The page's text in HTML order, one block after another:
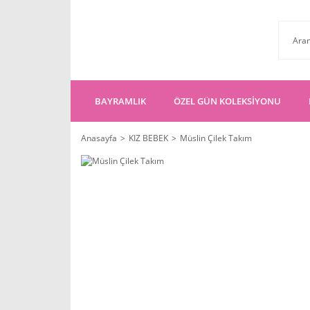
BAYRAMLIK ÖZEL GÜN KOLEKSİYONU
Anasayfa KIZ BEBEK Müslin Çilek Takım